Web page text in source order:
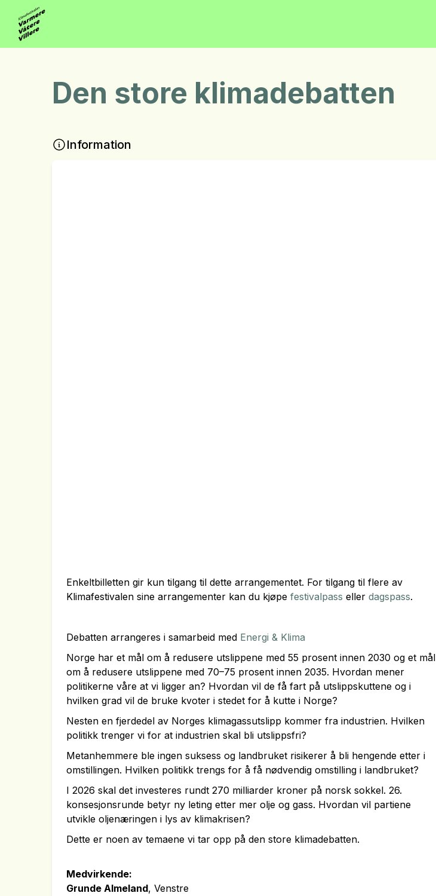
Den store klimadebatten
Information
Enkeltbilletten gir kun tilgang til dette arrangementet. For tilgang til flere av
Klimafestivalen sine arrangementer kan du kjøpe festivalpass eller dagspass.
Debatten arrangeres i samarbeid med Energi & Klima
Norge har et mål om å redusere utslippene med 55 prosent innen 2030 og et mål
om å redusere utslippene med 70–75 prosent innen 2035. Hvordan mener
politikerne våre at vi ligger an? Hvordan vil de få fart på utslippskuttene og i
hvilken grad vil de bruke kvoter i stedet for å kutte i Norge?
Nesten en fjerdedel av Norges klimagassutslipp kommer fra industrien. Hvilken
politikk trenger vi for at industrien skal bli utslippsfri?
Metanhemmere ble ingen suksess og landbruket risikerer å bli hengende etter i
omstillingen. Hvilken politikk trengs for å få nødvendig omstilling i landbruket?
I 2026 skal det investeres rundt 270 milliarder kroner på norsk sokkel. 26.
konsesjonsrunde betyr ny leting etter mer olje og gass. Hvordan vil partiene
utvikle oljenæringen i lys av klimakrisen?
Dette er noen av temaene vi tar opp på den store klimadebatten.
Medvirkende:
Grunde Almeland, Venstre